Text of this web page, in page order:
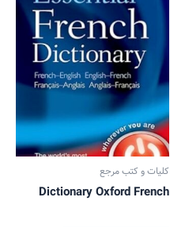
کلیات و کتب مرجع
Dictionary Oxford French